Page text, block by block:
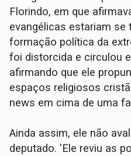
Florindo, em que
evangélicas estariam se
formação política da
foi distorcida e circulou
afirmando que ele
espaços religiosos
news em cima de uma
Ainda assim, ele não
deputado. 'Ele reviu as